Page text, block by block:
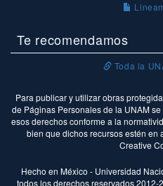
Te recomendamos
Toda la
Para publicar y utilizar obras
de Páginas Personales de la UNAM
esos derechos conforme a la
bien que dichos recursos estén en
Creative
Hecho en México - Universidad
todos los derechos reservados